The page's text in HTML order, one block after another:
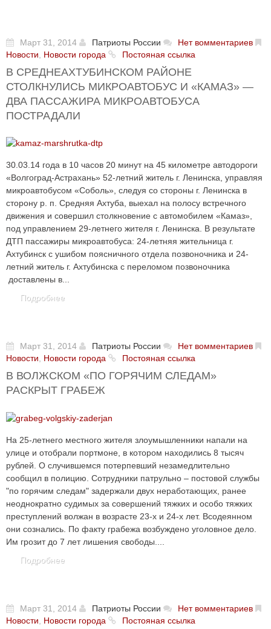
Март 31, 2014 Патриоты России
Нет вомментариев
Новости
Новости города Постояная ссылка
В СРЕДНЕАХТУБИНСКОМ РАЙОНЕ
СТОЛКНУЛИСЬ МИКРОАВТОБУС И «КАМАЗ» —
ДВА ПАССАЖИРА МИКРОАВТОБУСА
ПОСТРАДАЛИ
30.03.14 года в 10 часов 20 минут на 45 километре автодороги
«Волгоград-Астрахань» 52-летний житель г. Ленинска, управляя
микроавтобусом «Соболь», следуя со стороны г. Ленинска в
сторону р. п. Средняя Ахтуба, выехал на полосу встречного
движения и совершил столкновение с автомобилем «Камаз»,
под управлением 29-летнего жителя г. Ленинска. В результате
ДТП пассажиры микроавтобуса: 24-летняя жительница г.
Ахтубинск с ушибом поясничного отдела позвоночника и 24-
летний житель г. Ахтубинска с переломом позвоночника
доставлены в...
Подробнее
Март 31, 2014 Патриоты России
Нет вомментариев
Новости, Новости города Постояная ссылка
В ВОЛЖСКОМ «ПО ГОРЯЧИМ СЛЕДАМ»
РАСКРЫТ ГРАБЕЖ
На 25-летнего местного жителя злоумышленники напали на
улице и отобрали портмоне, в котором находились 8 тысяч
рублей. О случившемся потерпевший незамедлительно
сообщил в полицию. Сотрудники патрульно – постовой службы
"по горячим следам" задержали двух неработающих, ранее
неоднократно судимых за совершений тяжких и особо тяжких
преступлений волжан в возрасте 23-х и 24-х лет. Всодеянном
они сознались. По факту грабежа возбуждено уголовное дело.
Им грозит до 7 лет лишения свободы....
Подробнее
Март 31, 2014 Патриоты России
Нет вомментариев
Новости, Новости города Постояная ссылка